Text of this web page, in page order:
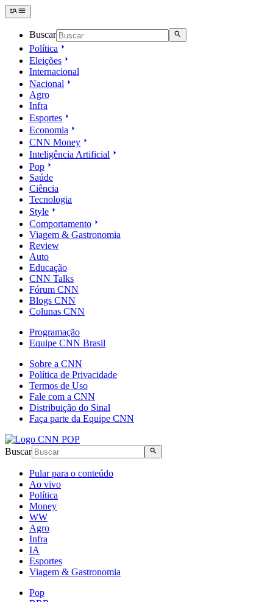
Buscar
Política
Eleições
Internacional
Nacional
Agro
Infra
Esportes
Economia
CNN Money
Inteligência Artificial
Pop
Saúde
Ciência
Tecnologia
Style
Comportamento
Viagem & Gastronomia
Review
Auto
Educação
CNN Talks
Fórum CNN
Blogs CNN
Colunas CNN
Programação
Equipe CNN Brasil
Sobre a CNN
Política de Privacidade
Termos de Uso
Fale com a CNN
Distribuição do Sinal
Faça parte da Equipe CNN
Buscar
Pular para o conteúdo
Ao vivo
Política
Money
WW
Agro
Infra
IA
Esportes
Viagem & Gastronomia
Pop